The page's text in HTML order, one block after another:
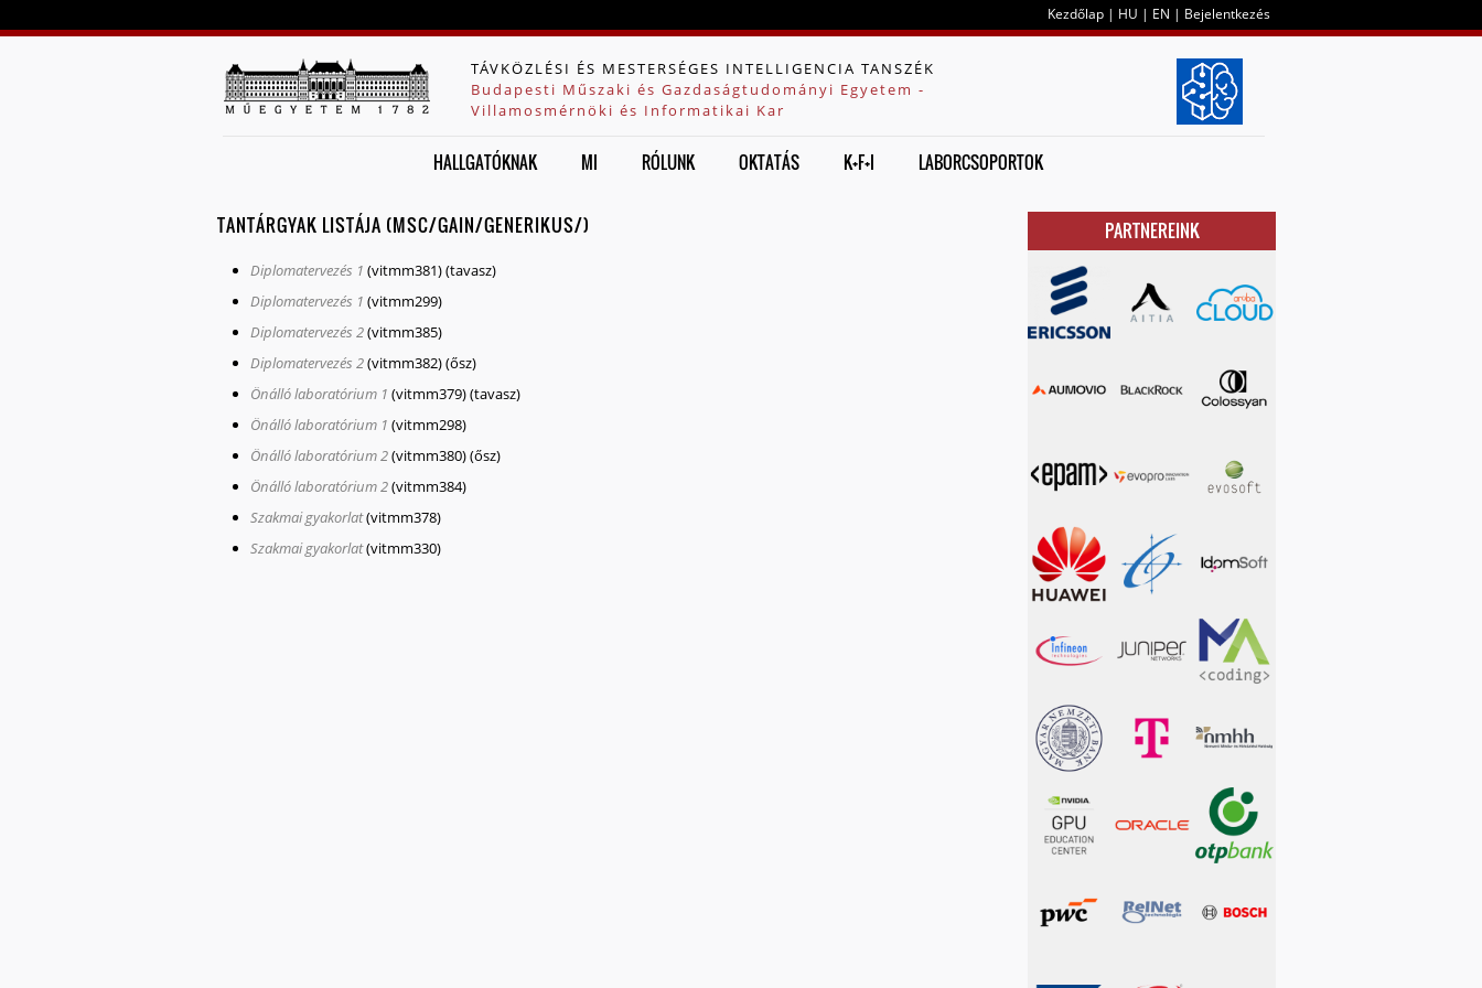
Kezdőlap | HU | EN | Bejelentkezés
TÁVKÖZLÉSI ÉS MESTERSÉGES INTELLIGENCIA TANSZÉK
Budapesti Műszaki és Gazdaságtudományi Egyetem -
Villamosmérnöki és Informatikai Kar
HALLGATÓKNAK MI RÓLUNK OKTATÁS K+F+I LABORCSOPORTOK
TANTÁRGYAK LISTÁJA (MSC/GAIN/GENERIKUS/)
Diplomatervezés 1 (vitmm381)(tavasz)
Diplomatervezés 1 (vitmm299)
Diplomatervezés 2(vitmm385)
Diplomatervezés 2(vitmm382)(ősz)
Önálló laboratórium 1 (vitmm379)(tavasz)
Önálló laboratórium 1 (vitmm298)
Önálló laboratórium 2(vitmm380)(ősz)
Önálló laboratórium 2(vitmm384)
Szakmai gyakorlat(vitmm378)
Szakmai gyakorlat(vitmm330)
PARTNEREINK